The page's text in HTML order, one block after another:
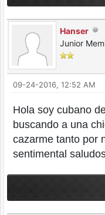
Hanser
Junior
09-24-2016, 12:52 AM
Hola soy cubano
buscando a una
cazarme tanto por
sentimental